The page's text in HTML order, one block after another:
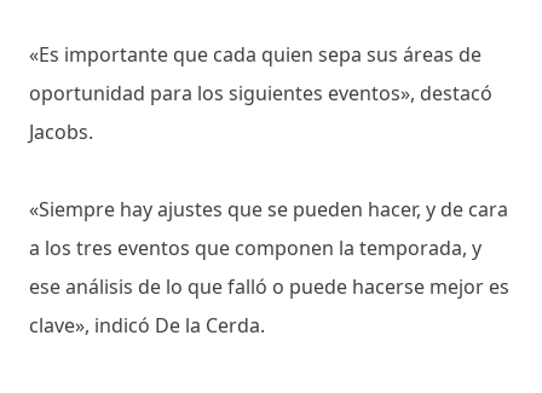
«Es importante que cada quien sepa sus áreas de
oportunidad para los siguientes eventos», destacó
Jacobs.
«Siempre hay ajustes que se pueden hacer, y de cara
a los tres eventos que componen la temporada, y
ese análisis de lo que falló o puede hacerse mejor es
clave», indicó De la Cerda.